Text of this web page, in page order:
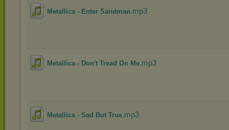
Metallica - Enter Sandman.mp3
Metallica - Don't Tread On Me.mp3
Metallica - Sad But True.mp3